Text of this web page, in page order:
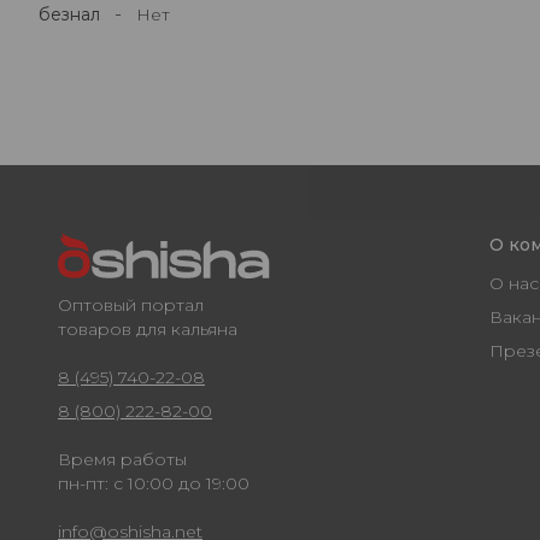
безнал
- Нет
Оптовый портал
товаров для кальяна
8 (495) 740-22-08
8 (800) 222-82-00
Время работы
пн-пт: с 10:00 до 19:00
info@oshisha.net
О
О нас